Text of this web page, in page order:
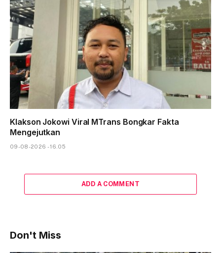
Klakson Jokowi Viral MTrans Bongkar Fakta
Mengejutkan
09-08-2026 - 16.05
ADD A COMMENT
Don't Miss